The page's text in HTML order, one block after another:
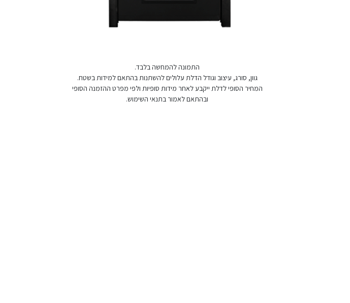
התמונה להמחשה בלבד.
גוון, סורג, עיצוב וגודל הדלת עלולים להשתנות בהתאם למידות בשטח.
המחיר הסופי לדלת ייקבע לאחר מידות סופיות ולפי מפרט ההזמנה הסופי
ובהתאם לאמור בתנאי השימוש.